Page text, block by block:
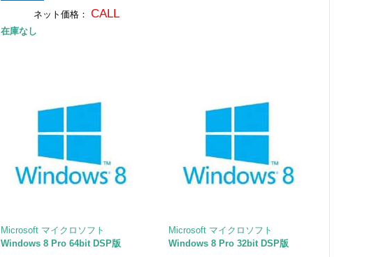
ネット価格： CALL
在庫なし
Microsoft マイクロソフト
Windows 8 Pro 64bit DSP版
Microsoft マイクロソフト
Windows 8 Pro 32bit DSP版